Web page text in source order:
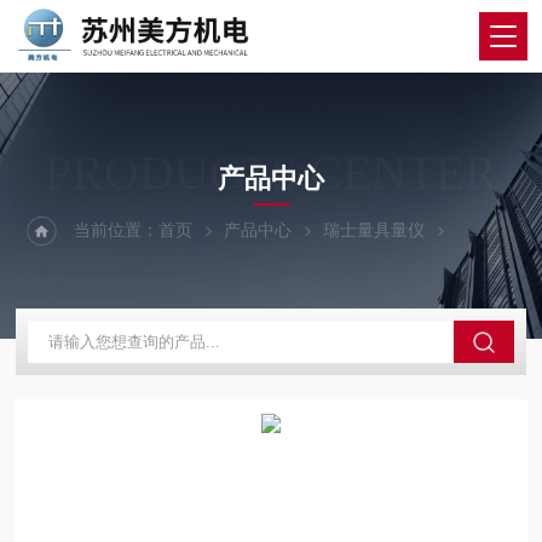
PRODUCTS CENTER
产品中心
当前位置：首页 产品中心 瑞士量具量仪 瑞士TESA